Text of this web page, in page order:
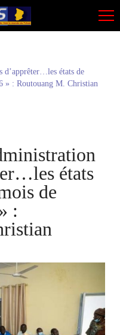
d’apprêter…les états de
» : Routouang M. Christian
états
de
: